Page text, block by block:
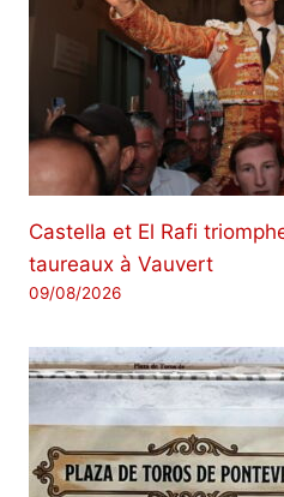
Castella et El Rafi
taureaux à Vauvert
09/08/2026